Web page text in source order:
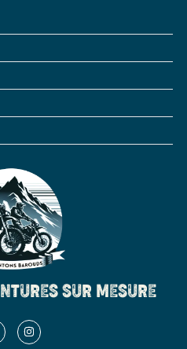
de la moto 150
avec sa moto (au
les axes de roue)
à jour, permis
tous pleins
SUR MESURE